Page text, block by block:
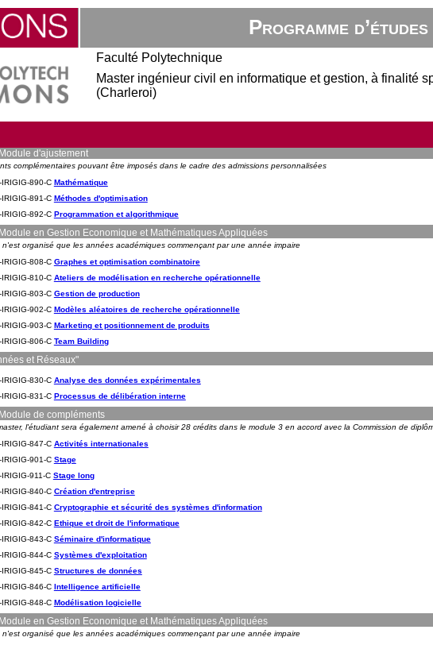
Programme
Faculté Polytechnique
Master ingénieur civil en informatique et gestion, à finalité
(Charleroi)
d'ajustement
complémentaires pouvant être imposés dans le cadre des admissions personnalisées
IRIGIG-890-C Mathématique
IRIGIG-891-C Méthodes d'optimisation
IRIGIG-892-C Programmation et algorithmique
en Gestion Economique et Mathématiques Appliquées
organisé que les années académiques commençant par une année impaire
IRIGIG-808-C Graphes et optimisation combinatoire
IRIGIG-810-C Ateliers de modélisation en recherche opérationnelle
IRIGIG-803-C Gestion de production
IRIGIG-902-C Modèles aléatoires de recherche opérationnelle
IRIGIG-903-C Marketing et positionnement de produits
IRIGIG-806-C Team Building
et Réseaux"
IRIGIG-830-C Analyse des données expérimentales
IRIGIG-831-C Processus de délibération interne
de compléments
l'étudiant sera également amené à choisir 28 crédits dans le module 3 en accord avec la Commission de
IRIGIG-847-C Activités internationales
IRIGIG-901-C Stage
IRIGIG-911-C Stage long
IRIGIG-840-C Création d'entreprise
IRIGIG-841-C Cryptographie et sécurité des systèmes d'information
IRIGIG-842-C Ethique et droit de l'informatique
IRIGIG-843-C Séminaire d'informatique
IRIGIG-844-C Systèmes d'exploitation
IRIGIG-845-C Structures de données
IRIGIG-846-C Intelligence artificielle
IRIGIG-848-C Modélisation logicielle
en Gestion Economique et Mathématiques Appliquées
organisé que les années académiques commençant par une année impaire